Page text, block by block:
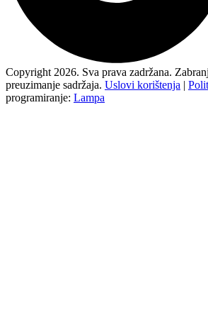
Copyright 2026. Sva prava zadržana.
preuzimanje sadržaja. Uslovi korištenja |
programiranje: Lampa